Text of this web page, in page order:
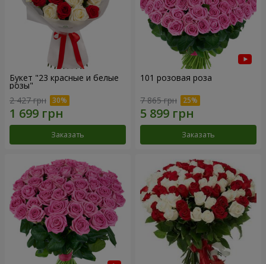
Букет "23 красные и белые
розы"
2 427 грн
Заказать
101 розовая роза
7 865 грн
Заказать